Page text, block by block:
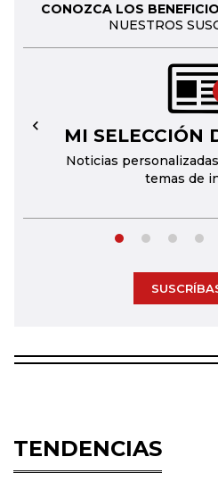
CONOZCA LOS
NUESTROS
MI SELECCIÓN
Noticias
temas de
←
TENDENCIAS